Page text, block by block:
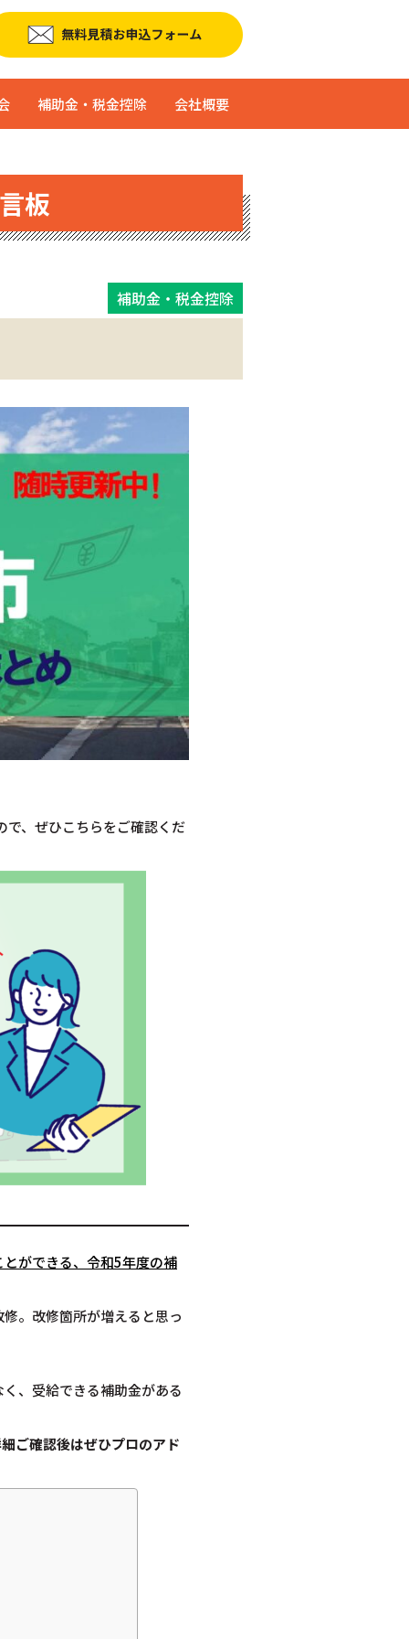
補助金・税金控除 会社概要
板
補助金・税金控除
で、ぜひこちらをご確認くだ
ができる、令和5年度の補
。改修箇所が増えると思っ
、受給できる補助金がある
ご確認後はぜひプロのアド